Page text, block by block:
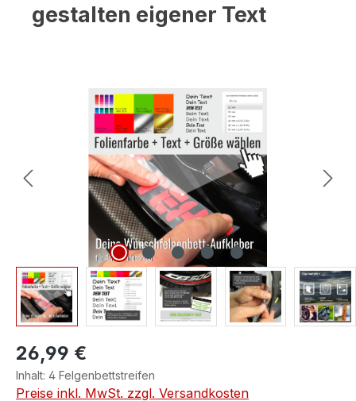
gestalten eigener Text
Bildergalerie überspringen
26,99 €
Inhalt: 4 Felgenbettstreifen
Preise inkl. MwSt. zzgl. Versandkosten